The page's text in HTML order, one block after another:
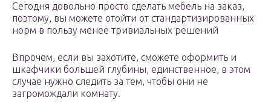
Сегодня довольно просто сделать мебель на заказ,
поэтому, вы можете отойти от стандартизированных
норм в пользу менее тривиальных решений
Впрочем, если вы захотите, сможете оформить и
шкафчики большей глубины, единственное, в этом
случае нужно следить за тем, чтобы они не
загромождали комнату.